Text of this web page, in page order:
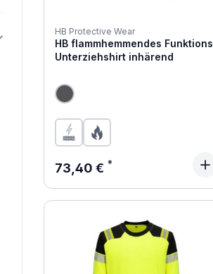
HB Protective Wear
HB flammhemmendes Funktions
Unterziehshirt inhärend
Regulärer Preis:
73,40 €